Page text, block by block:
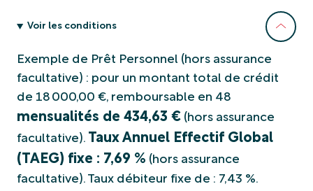
soleil, acquisition d'un nouveau véhicule,
en restant à
extension
Voir les conditions
Exemple de Prêt Personnel (hors assurance
facultative) : pour un montant total de crédit
de 18 000,00 €, remboursable en 48
mensualités de 434,63 € (hors assurance
facultative). Taux Annuel Effectif Global
(TAEG) fixe : 7,69 % (hors assurance
facultative). Taux débiteur fixe de : 7,43 %.